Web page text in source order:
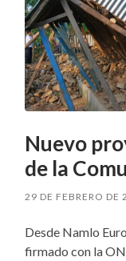
Nuevo
de la
29 DE FEBRERO DE
Desde Namlo
firmado con la